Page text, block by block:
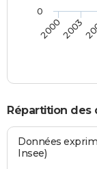
20002003
0
Répartition des
Données
Insee)